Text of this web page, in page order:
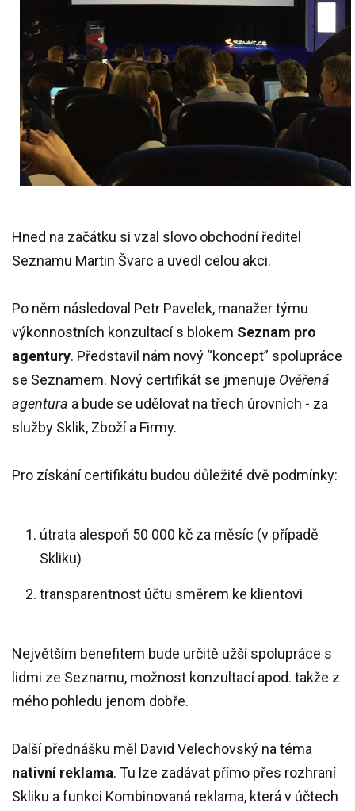
Hned na začátku si vzal slovo obchodní ředitel
Seznamu Martin Švarc a uvedl celou akci.
Po něm následoval Petr Pavelek, manažer týmu
výkonnostních konzultací s blokem Seznam pro
agentury. Představil nám nový “koncept” spolupráce
se Seznamem. Nový certifikát se jmenuje Ověřená
agentura a bude se udělovat na třech úrovních - za
služby Sklik, Zboží a Firmy.
Pro získání certifikátu budou důležité dvě podmínky:
útrata alespoň 50 000 kč za měsíc (v případě
Skliku)
transparentnost účtu směrem ke klientovi
Největším benefitem bude určitě užší spolupráce s
lidmi ze Seznamu, možnost konzultací apod. takže z
mého pohledu jenom dobře.
Další přednášku měl David Velechovský na téma
nativní reklama. Tu lze zadávat přímo přes rozhraní
Skliku a funkci Kombinovaná reklama, která v účtech